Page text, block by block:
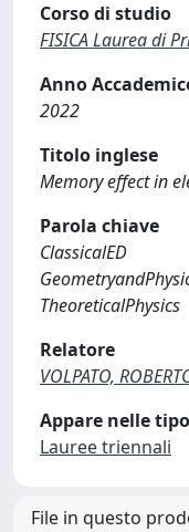
Corso di studio
FISICA Laurea di
Anno
2022
Titolo inglese
Memory effect in
Parola chiave
ClassicalED
TheoreticalPhysics
Relatore
VOLPATO,
Appare nelle
Lauree triennali
File in questo